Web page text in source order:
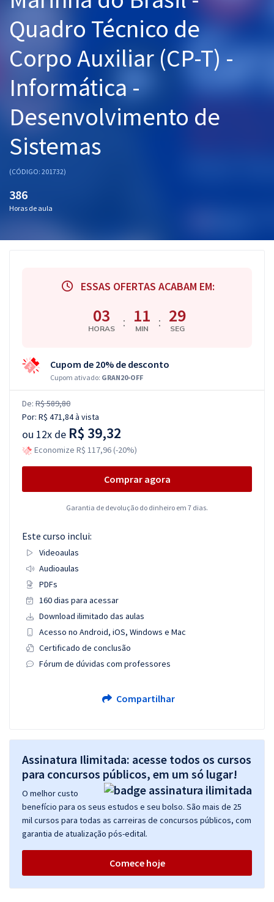
Graduação
OAB
Mentorias
Questões grátis
Conteúdo gratuito
Blog
Aprovados
Quadro Técnico de
Corpo Auxiliar (CP-T) -
Informática -
Desenvolvimento de
Sistemas
(CÓDIGO: 201732)
386
Horas de aula
ESSAS OFERTAS ACABAM EM:
03
HORAS : 11
MIN : 28
SEG
Cupom de 20% de desconto
Cupom ativado: GRAN20-OFF
De: R$ 589,80
Por: R$ 471,84à vista
ou 12x de R$ 39,32
Economize R$ 117,96 (-20%)
Comprar agora
Garantia de devolução do dinheiro em 7 dias.
Este curso inclui:
Videoaulas
Audioaulas
PDFs
160 dias para acessar
Download ilimitado das aulas
Acesso no Android, iOS, Windows e Mac
Certificado de conclusão
Fórum de dúvidas com professores
Compartilhar
Assinatura Ilimitada: acesse todos os cursos
para concursos públicos, em um só lugar!
O melhor custo
benefício para os seus estudos e seu bolso. São mais de 25
mil cursos para todas as carreiras de concursos públicos, com
garantia de atualização pós-edital.
Comece hoje